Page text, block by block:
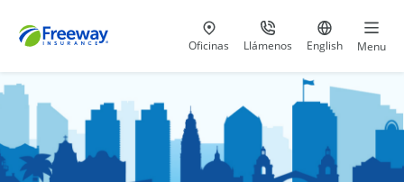
Visita nuestras
Oficinas Llámenos
al 800-441-5533
Ir al sitio
English Menu